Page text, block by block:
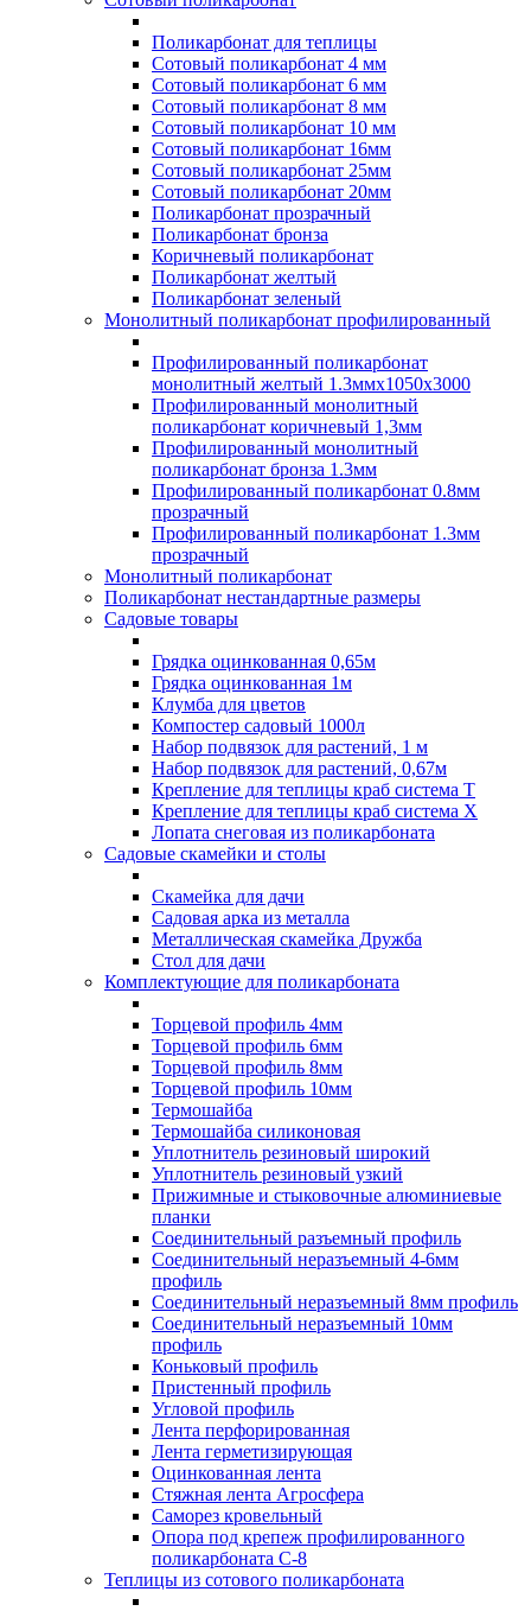
Поликарбонат для теплицы
Сотовый поликарбонат 4 мм
Сотовый поликарбонат 6 мм
Сотовый поликарбонат 8 мм
Сотовый поликарбонат 10 мм
Сотовый поликарбонат 16мм
Сотовый поликарбонат 25мм
Сотовый поликарбонат 20мм
Поликарбонат прозрачный
Поликарбонат бронза
Коричневый поликарбонат
Поликарбонат желтый
Поликарбонат зеленый
Монолитный поликарбонат профилированный
Профилированный поликарбонат
монолитный желтый 1.3ммх1050х3000
Профилированный монолитный
поликарбонат коричневый 1,3мм
Профилированный монолитный
поликарбонат бронза 1.3мм
Профилированный поликарбонат 0.8мм
прозрачный
Профилированный поликарбонат 1.3мм
прозрачный
Монолитный поликарбонат
Поликарбонат нестандартные размеры
Садовые товары
Грядка оцинкованная 0,65м
Грядка оцинкованная 1м
Клумба для цветов
Компостер садовый 1000л
Набор подвязок для растений, 1 м
Набор подвязок для растений, 0,67м
Крепление для теплицы краб система Т
Крепление для теплицы краб система Х
Лопата снеговая из поликарбоната
Садовые скамейки и столы
Скамейка для дачи
Садовая арка из металла
Металлическая скамейка Дружба
Стол для дачи
Комплектующие для поликарбоната
Торцевой профиль 4мм
Торцевой профиль 6мм
Торцевой профиль 8мм
Торцевой профиль 10мм
Термошайба
Термошайба силиконовая
Уплотнитель резиновый широкий
Уплотнитель резиновый узкий
Прижимные и стыковочные алюминиевые
планки
Соединительный разъемный профиль
Соединительный неразъемный 4-6мм
профиль
Соединительный неразъемный 8мм профиль
Соединительный неразъемный 10мм
профиль
Коньковый профиль
Пристенный профиль
Угловой профиль
Лента перфорированная
Лента герметизирующая
Оцинкованная лента
Стяжная лента Агросфера
Саморез кровельный
Опора под крепеж профилированного
поликарбоната С-8
Теплицы из сотового поликарбоната